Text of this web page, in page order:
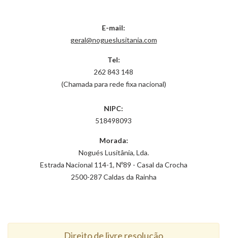
E-mail:
geral@nogueslusitania.com
Tel:
262 843 148
(Chamada para rede fixa nacional)
NIPC:
518498093
Morada:
Nogués Lusitânia, Lda.
Estrada Nacional 114-1, Nº89 - Casal da Crocha
2500-287 Caldas da Rainha
Direito de livre resolução